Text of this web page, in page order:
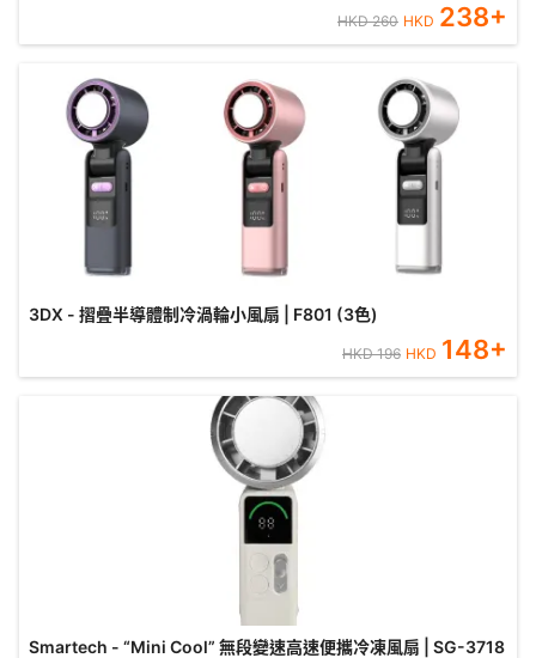
HKD260 HKD 238+
3DX - 摺疊半導體制冷渦輪小風扇 | F801 (3色)
HKD196 HKD 148+
Smartech - “Mini Cool” 無段變速高速便攜冷凍風扇 | SG-3718